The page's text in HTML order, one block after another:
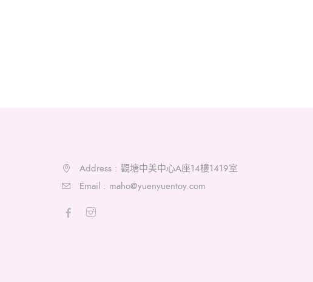
Address : 觀塘中美中心A座14樓1419室
Email : maho@yuenyuentoy.com